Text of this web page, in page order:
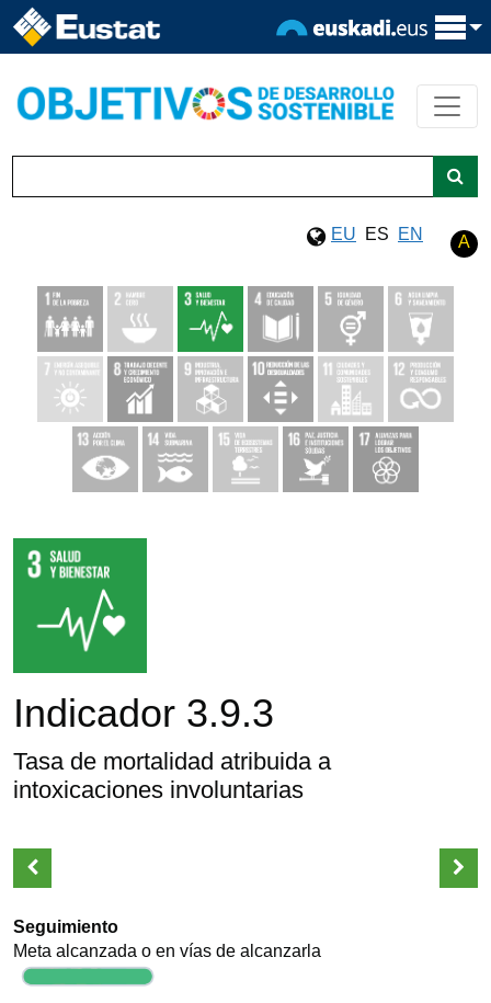
EU ES EN A
Indicador 3.9.3
Tasa de mortalidad atribuida a
intoxicaciones involuntarias
Seguimiento
Meta alcanzada o en vías de alcanzarla